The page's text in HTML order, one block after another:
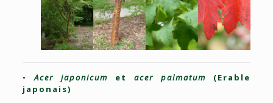
•Acer japonicum etacer palmatum (Erable
japonais)